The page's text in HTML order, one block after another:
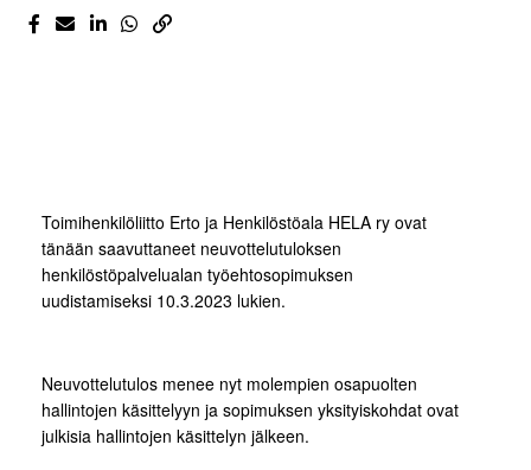
Toimihenkilöliitto Erto ja Henkilöstöala HELA ry ovat
tänään saavuttaneet neuvottelutuloksen
henkilöstöpalvelualan työehtosopimuksen
uudistamiseksi 10.3.2023 lukien.
Neuvottelutulos menee nyt molempien osapuolten
hallintojen käsittelyyn ja sopimuksen yksityiskohdat ovat
julkisia hallintojen käsittelyn jälkeen.